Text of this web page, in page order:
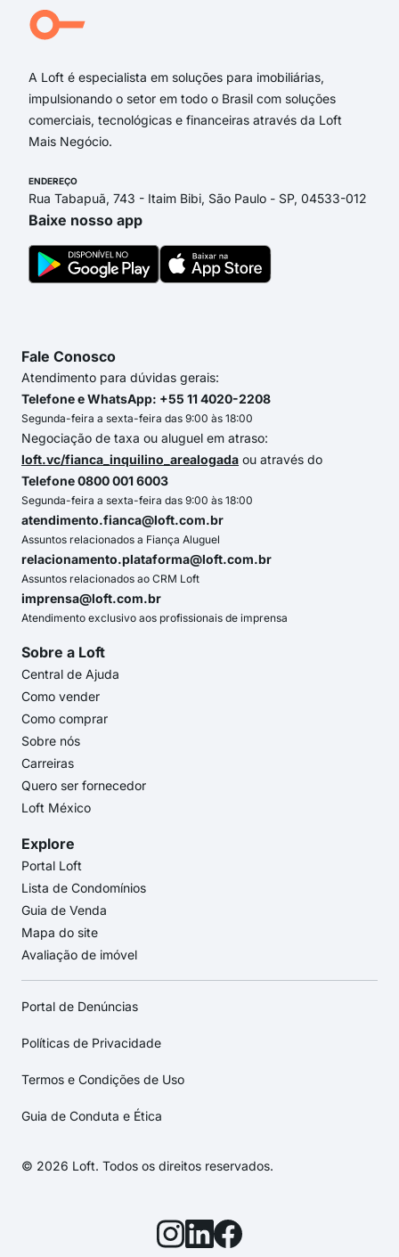
A Loft é especialista em soluções para imobiliárias,
impulsionando o setor em todo o Brasil com soluções
comerciais, tecnológicas e financeiras através da Loft
Mais Negócio.
ENDEREÇO
Rua Tabapuã, 743 - Itaim Bibi, São Paulo - SP, 04533-012
Baixe nosso app
Fale Conosco
Atendimento para dúvidas gerais:
Telefone e WhatsApp: +55 11 4020-2208
Segunda-feira a sexta-feira das 9:00 às 18:00
Negociação de taxa ou aluguel em atraso:
loft.vc/fianca_inquilino_arealogada ou através do
Telefone 0800 001 6003
Segunda-feira a sexta-feira das 9:00 às 18:00
atendimento.fianca@loft.com.br
Assuntos relacionados a Fiança Aluguel
relacionamento.plataforma@loft.com.br
Assuntos relacionados ao CRM Loft
imprensa@loft.com.br
Atendimento exclusivo aos profissionais de imprensa
Sobre a Loft
Central de Ajuda
Como vender
Como comprar
Sobre nós
Carreiras
Quero ser fornecedor
Loft México
Explore
Portal Loft
Lista de Condomínios
Guia de Venda
Mapa do site
Avaliação de imóvel
Portal de Denúncias
Políticas de Privacidade
Termos e Condições de Uso
Guia de Conduta e Ética
© 2026 Loft. Todos os direitos reservados.